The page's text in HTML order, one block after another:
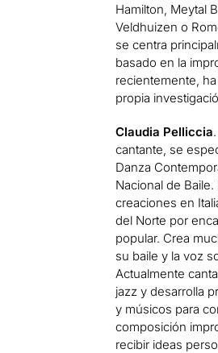
Hamilton, Meytal
Veldhuizen o
se centra
basado en la
recientemente,
propia
Claudia Pelliccia
cantante, se
Danza
Nacional de
creaciones en
del Norte por
popular. Crea
su baile y la voz
Actualmente
jazz y desarrolla
y músicos para
composición
recibir ideas